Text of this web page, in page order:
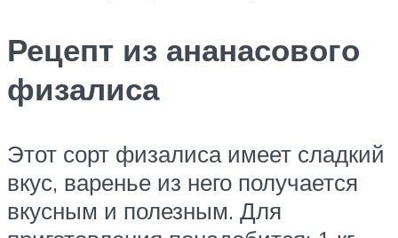
Рецепт из ананасового
физалиса
Этот сорт физалиса имеет сладкий
вкус, варенье из него получается
вкусным и полезным. Для